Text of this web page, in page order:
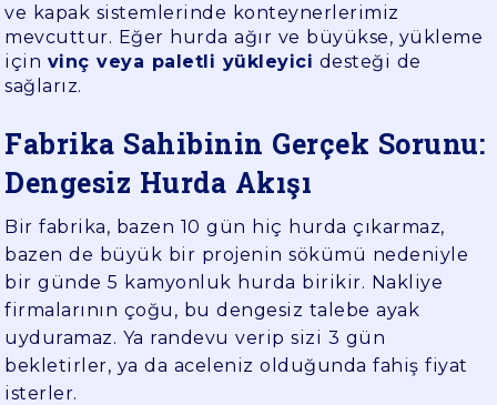
ve kapak sistemlerinde konteynerlerimiz
mevcuttur. Eğer hurda ağır ve büyükse, yükleme
için vinç veya paletli yükleyici desteği de
sağlarız.
Fabrika Sahibinin Gerçek Sorunu:
Dengesiz Hurda Akışı
Bir fabrika, bazen 10 gün hiç hurda çıkarmaz,
bazen de büyük bir projenin sökümü nedeniyle
bir günde 5 kamyonluk hurda birikir. Nakliye
firmalarının çoğu, bu dengesiz talebe ayak
uyduramaz. Ya randevu verip sizi 3 gün
bekletirler, ya da aceleniz olduğunda fahiş fiyat
isterler.